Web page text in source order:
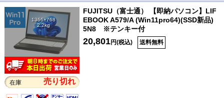
1366×768
2.2kg
在庫 売り切れ
FUJITSU（富士通） 【即納パソコン】LIF
EBOOK A579/A (Win11pro64)(SSD新品)
5N8 ※テンキー付
20,801円(税込) 送料無料